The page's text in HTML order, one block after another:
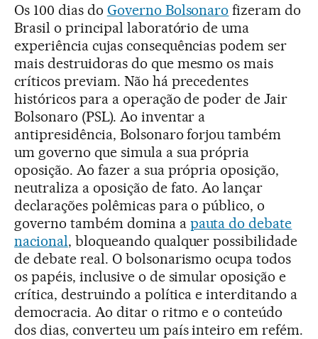
Os 100 dias do Governo Bolsonaro fizeram do
Brasil o principal laboratório de uma
experiência cujas consequências podem ser
mais destruidoras do que mesmo os mais
críticos previam. Não há precedentes
históricos para a operação de poder de Jair
Bolsonaro (PSL). Ao inventar a
antipresidência, Bolsonaro forjou também
um governo que simula a sua própria
oposição. Ao fazer a sua própria oposição,
neutraliza a oposição de fato. Ao lançar
declarações polêmicas para o público, o
governo também domina a pauta do debate
nacional, bloqueando qualquer possibilidade
de debate real. O bolsonarismo ocupa todos
os papéis, inclusive o de simular oposição e
crítica, destruindo a política e interditando a
democracia. Ao ditar o ritmo e o conteúdo
dos dias, converteu um país inteiro em refém.